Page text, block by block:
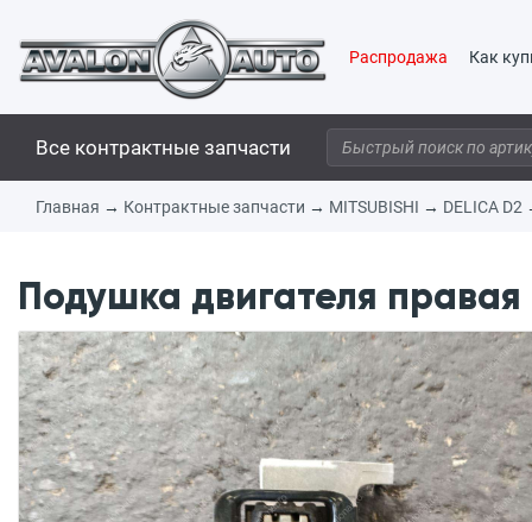
Распродажа Как
Все контрактные запчасти
Главная → Контрактные запчасти → MITSUBISHI → DELICA D2
Подушка двигателя правая